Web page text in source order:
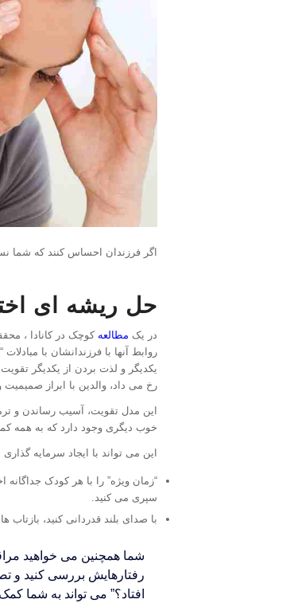
اگر فرزندان احساس کنند که شما
حل ریشه ای
در یک مطالعه کوچک در کانادا ،
روابط آنها با فرزندانشان با
یکدیگر و لذت بردن از یکدیگر
رخ می داد، والدین با ابراز
این مدل تقویت، آسیب رساندن و
خوب دیگری وجود دارد که به همه
این می تواند با ایجاد سرمایه
“زمان ویژه” را با هر کودک
سپری می کنید.
با صدای بلند قدردانی کنید،
شما همچنین می خواهید
رفتارهایش بررسی کنید و
افتاد؟” می تواند به شما